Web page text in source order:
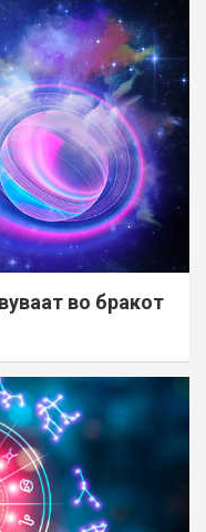
во бракот